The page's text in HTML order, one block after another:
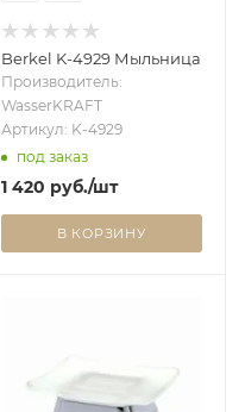
Berkel K-4929 Мыльница
Производитель:
WasserKRAFT
Артикул: K-4929
под заказ
1 420 руб./шт
В КОРЗИНУ